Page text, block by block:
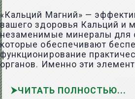
«Кальций Магний» —
вашего здоровья Кальций и
незаменимые минералы для
которые обеспечивают
функционирование
органов. Именно эти
ЧИТАТЬ ПОЛНОСТЬЮ